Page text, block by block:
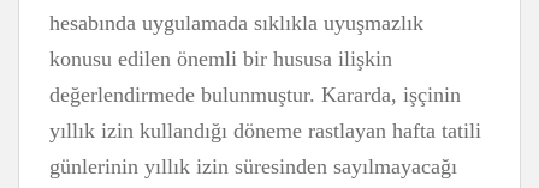
hesabında uygulamada sıklıkla uyuşmazlık
konusu edilen önemli bir hususa ilişkin
değerlendirmede bulunmuştur. Kararda, işçinin
yıllık izin kullandığı döneme rastlayan hafta tatili
günlerinin yıllık izin süresinden sayılmayacağı